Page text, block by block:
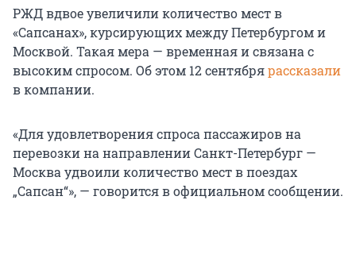
РЖД вдвое увеличили количество мест в
«Сапсанах», курсирующих между Петербургом и
Москвой. Такая мера — временная и связана с
высоким спросом. Об этом 12 сентябрярассказали
в компании.
«Для удовлетворения спроса пассажиров на
перевозки на направлении Санкт-Петербург —
Москва удвоили количество мест в поездах
„Сапсан“», — говорится в официальном сообщении.